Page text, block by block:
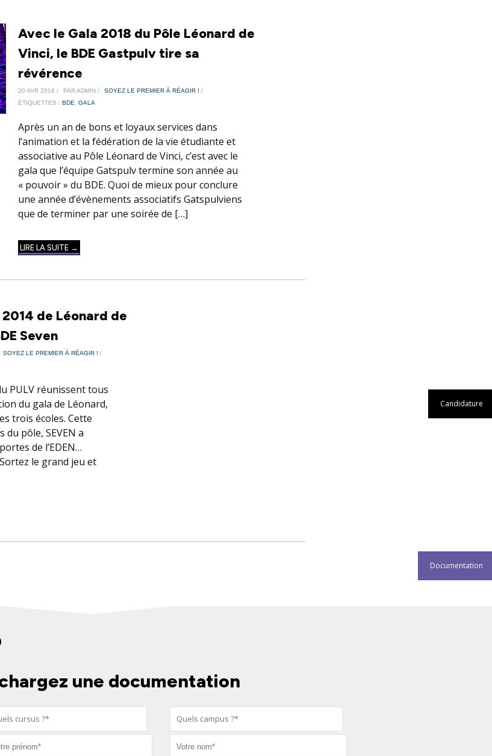
Avec le Gala 2018 du Pôle Léonard de
Vinci, le BDE Gastpulv tire sa
révérence
20 AVR 2018 / PAR ADMIN / SOYEZ LE PREMIER À RÉAGIR ! /
ÉTIQUETTES : BDE GALA
Après un an de bons et loyaux services dans
l’animation et la fédération de la vie étudiante et
associative au Pôle Léonard de Vinci, c’est avec le
gala que l’équipe Gatspulv termine son année au
« pouvoir » du BDE. Quoi de mieux pour conclure
une année d’évènements associatifs Gatspulviens
que de terminer par une soirée de […]
LIRE LA SUITE →
2014 de Léonard de
Seven
SOYEZ LE PREMIER À RÉAGIR ! /
PULV réunissent tous
du gala de Léonard,
trois écoles. Cette
du pôle, SEVEN a
de l’EDEN…
le grand jeu et
Candidature
Documentation
une documentation